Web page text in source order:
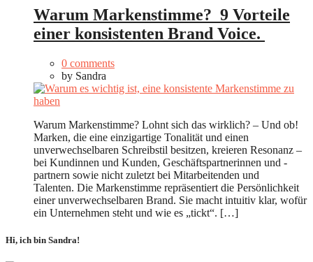
Warum Markenstimme? 9 Vorteile
einer konsistenten Brand Voice.
0 comments
by Sandra
Warum Markenstimme? Lohnt sich das wirklich? – Und ob!
Marken, die eine einzigartige Tonalität und einen
unverwechselbaren Schreibstil besitzen, kreieren Resonanz –
bei Kundinnen und Kunden, Geschäftspartnerinnen und -
partnern sowie nicht zuletzt bei Mitarbeitenden und
Talenten. Die Markenstimme repräsentiert die Persönlichkeit
einer unverwechselbaren Brand. Sie macht intuitiv klar, wofür
ein Unternehmen steht und wie es „tickt“. […]
Hi, ich bin Sandra!